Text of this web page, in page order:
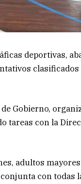
deportivas,
Gobierno,
tareas con la
adultos
con todas